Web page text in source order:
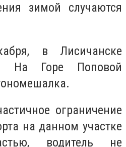
зимой случаются
в Лисичанске
На Горе Поповой
ограничение
на данном участке
водитель не